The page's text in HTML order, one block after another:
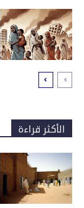
الأكثر قراءة